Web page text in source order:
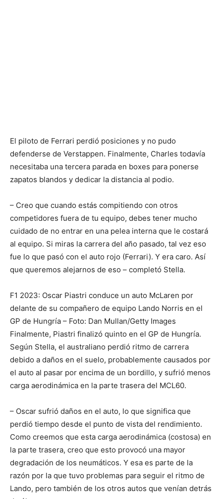
El piloto de Ferrari perdió posiciones y no pudo
defenderse de Verstappen. Finalmente, Charles todavía
necesitaba una tercera parada en boxes para ponerse
zapatos blandos y dedicar la distancia al podio.
– Creo que cuando estás compitiendo con otros
competidores fuera de tu equipo, debes tener mucho
cuidado de no entrar en una pelea interna que le costará
al equipo. Si miras la carrera del año pasado, tal vez eso
fue lo que pasó con el auto rojo (Ferrari). Y era caro. Así
que queremos alejarnos de eso – completó Stella.
F1 2023: Oscar Piastri conduce un auto McLaren por
delante de su compañero de equipo Lando Norris en el
GP de Hungría – Foto: Dan Mullan/Getty Images
Finalmente, Piastri finalizó quinto en el GP de Hungría.
Según Stella, el australiano perdió ritmo de carrera
debido a daños en el suelo, probablemente causados ​​por
el auto al pasar por encima de un bordillo, y sufrió menos
carga aerodinámica en la parte trasera del MCL60.
– Oscar sufrió daños en el auto, lo que significa que
perdió tiempo desde el punto de vista del rendimiento.
Como creemos que esta carga aerodinámica (costosa) en
la parte trasera, creo que esto provocó una mayor
degradación de los neumáticos. Y esa es parte de la
razón por la que tuvo problemas para seguir el ritmo de
Lando, pero también de los otros autos que venían detrás